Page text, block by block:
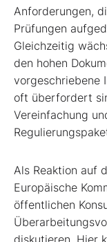
Anforderungen,
Prüfungen
Gleichzeitig
den hohen
vorgeschriebene
oft überfordert
Vereinfachung
Als Reaktion auf
Europäische
öffentlichen